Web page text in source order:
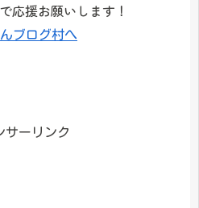
応援お願いします！
サーリンク